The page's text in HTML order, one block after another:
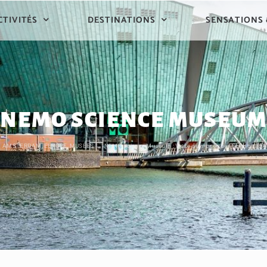
DESTINATIONS SENSATIONS
NEMO SCIENCE MUSEUM
AMSTERDAM EUROPE MUSÉES NEMO Science Museum : Visite du musée des Sciences